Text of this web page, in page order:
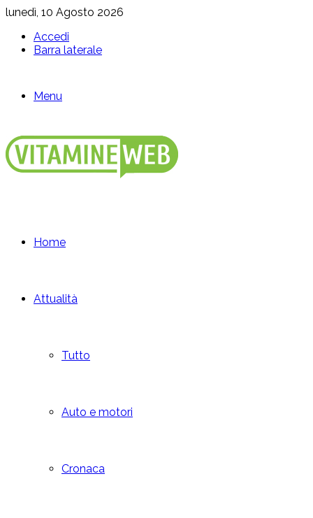
lunedì, 10 Agosto 2026
Accedi
Barra laterale
Menu
Home
Attualità
Tutto
Auto e motori
Cronaca